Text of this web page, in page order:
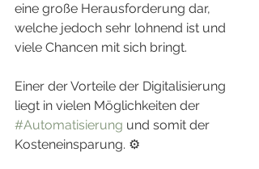
eine große Herausforderung dar,
welche jedoch sehr lohnend ist und
viele Chancen mit sich bringt.
Einer der Vorteile der Digitalisierung
liegt in vielen Möglichkeiten der
#Automatisierung und somit der
Kosteneinsparung. ⚙